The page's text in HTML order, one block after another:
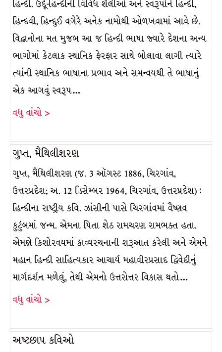
હિન્દી. ઉર્દૂ-હિન્દીની વિવિધ શૈલીઓ અને સ્વરૂપોને હિન્દી,
હિન્દવી, હિન્દુઈ વગેરે અનેક નામોથી ઓળખવામાં આવે છે.
વિદ્વાનોના મત મુજબ આ જ હિન્દી ભાષા જ્યારે દેશના અન્ય
ભાગોમાં કેટલાક સ્થાનિક ફેરફાર સાથે બોલાવા લાગી ત્યારે
ત્યાંની સ્થાનિક ભાષાના પ્રભાવ અને સમન્વયથી તે ભાષાનું
એક આગવું સ્વરૂપ…
વધુ વાંચો >
ગુપ્ત, મૈથિલીશરણ
ગુપ્ત, મૈથિલીશરણ (જ. 3 ઑગસ્ટ 1886, ચિરગાંવ,
ઉત્તરપ્રદેશ; અ. 12 ડિસેમ્બર 1964, ચિરગાંવ, ઉત્તરપ્રદેશ) :
હિન્દીના રાષ્ટ્રીય કવિ. ઝાંસીની પાસે ચિરગાંવમાં વૈષ્ણવ
કુટુંબમાં જન્મ. એમના પિતા શેઠ રામચરણ રામભક્ત હતા.
એમણે કિશોરવયમાં કાવ્યરચનાની શરૂઆત કરેલી અને એમને
મહાન હિન્દી સાહિત્યકાર આચાર્ય મહાવીરપ્રસાદ દ્વિવેદીનું
માર્ગદર્શન મળેલું, તેથી એમનો ઉત્તરોત્તર વિકાસ થતો…
વધુ વાંચો >
અષ્ટછાપ કવિઓ